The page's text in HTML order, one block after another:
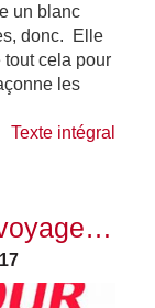
un blanc
donc. Elle
tout cela pour
les
Texte intégral